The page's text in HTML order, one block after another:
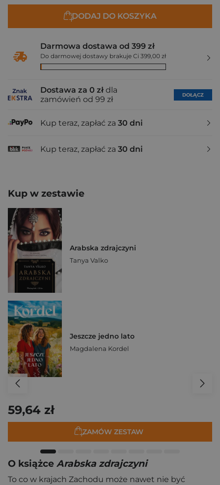
DODAJ DO KOSZYKA
Darmowa dostawa od 399 zł
Do darmowej dostawy brakuje Ci 399,00 zł
Dostawa za 0 zł dla
zamówień od 99 zł
DOŁĄCZ
Kup teraz, zapłać za 30 dni
Kup teraz, zapłać za 30 dni
Kup w zestawie
Arabska zdrajczyni
Tanya Valko
Jeszcze jedno lato
Magdalena Kordel
59,64 zł
ZAMÓW ZESTAW
O książce Arabska zdrajczyni
To co w krajach Zachodu może nawet nie być